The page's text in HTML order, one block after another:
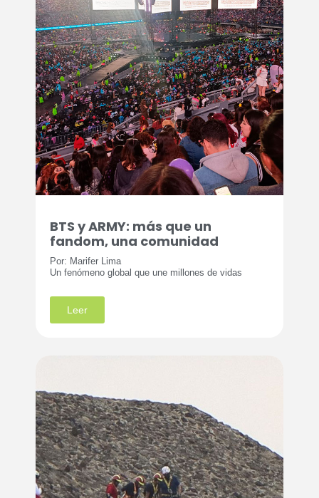
BTS y ARMY: más que un
fandom, una comunidad
Por: Marifer Lima
Un fenómeno global que une millones de vidas
Leer